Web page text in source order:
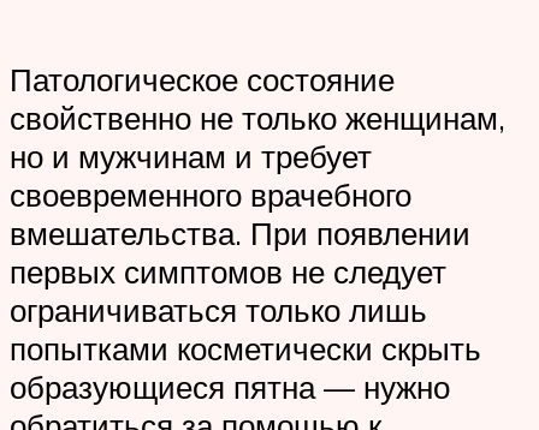
Патологическое состояние
свойственно не только женщинам,
но и мужчинам и требует
своевременного врачебного
вмешательства. При появлении
первых симптомов не следует
ограничиваться только лишь
попытками косметически скрыть
образующиеся пятна — нужно